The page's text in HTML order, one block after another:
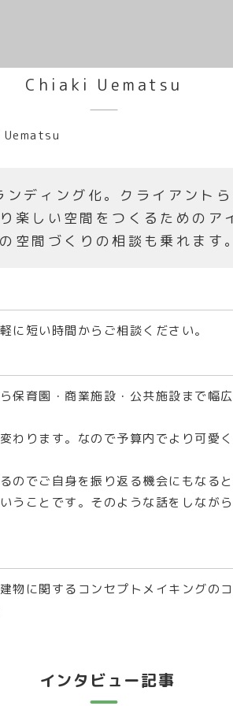
Chiaki Uematsu
ディング化。クライアント
楽しい空間をつくるためのア
空間づくりの相談も乗れます
に短い時間からご相談ください。
育園・商業施設・公共施設まで幅
ります。なので予算内でより可愛
でご自身を振り返る機会にもなると
うことです。そのような話をしなが
物に関するコンセプトメイキングの
インタビュー記事